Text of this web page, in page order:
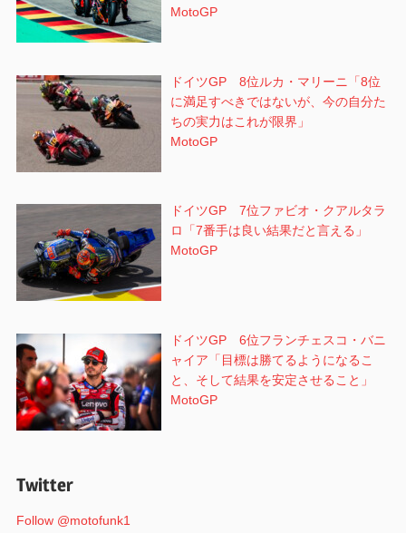
MotoGP
ドイツGP 8位ルカ・マリーニ「8位
に満足すべきではないが、今の自分た
ちの実力はこれが限界」
MotoGP
ドイツGP 7位ファビオ・クアルタラ
ロ「7番手は良い結果だと言える」
MotoGP
ドイツGP 6位フランチェスコ・バニ
ャイア「目標は勝てるようになるこ
と、そして結果を安定させること」
MotoGP
Twitter
Follow @motofunk1